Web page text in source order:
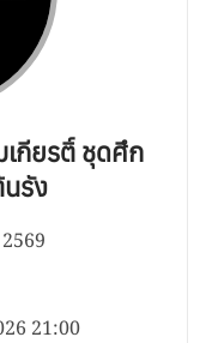
เกียรติ์ ชุดศึก
รัง
21:00